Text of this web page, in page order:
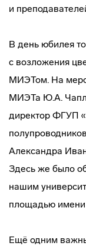
и
В день юбилея
с возложения
МИЭТом. На
МИЭТа Ю.А.
директор ФГУП
Александра
Здесь же было
нашим
площадью
Ещё одним